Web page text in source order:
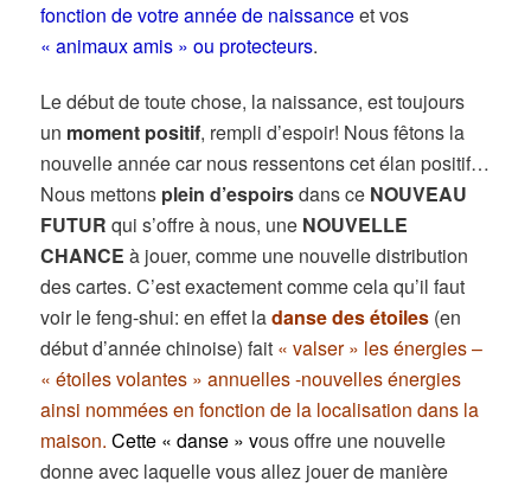
fonction de votre année de naissanceet vos
« animaux amis » ou protecteurs.
Le début de toute chose, la naissance, est toujours
un moment positif, rempli d’espoir! Nous fêtons la
nouvelle année car nous ressentons cet élan positif…
Nous mettons plein d’espoirsdans ce NOUVEAU
FUTUR qui s’offre à nous, une NOUVELLE
CHANCE à jouer, comme une nouvelle distribution
des cartes. C’est exactement comme cela qu’il faut
voir le feng-shui: en effet ladanse des étoiles (en
début d’année chinoise) fait « valser » les énergies –
« étoiles volantes » annuelles -nouvelles énergies
ainsi nommées en fonction de la localisation dans la
maison. Cette « danse » vous offre une nouvelle
donne avec laquelle vous allez jouer de manière